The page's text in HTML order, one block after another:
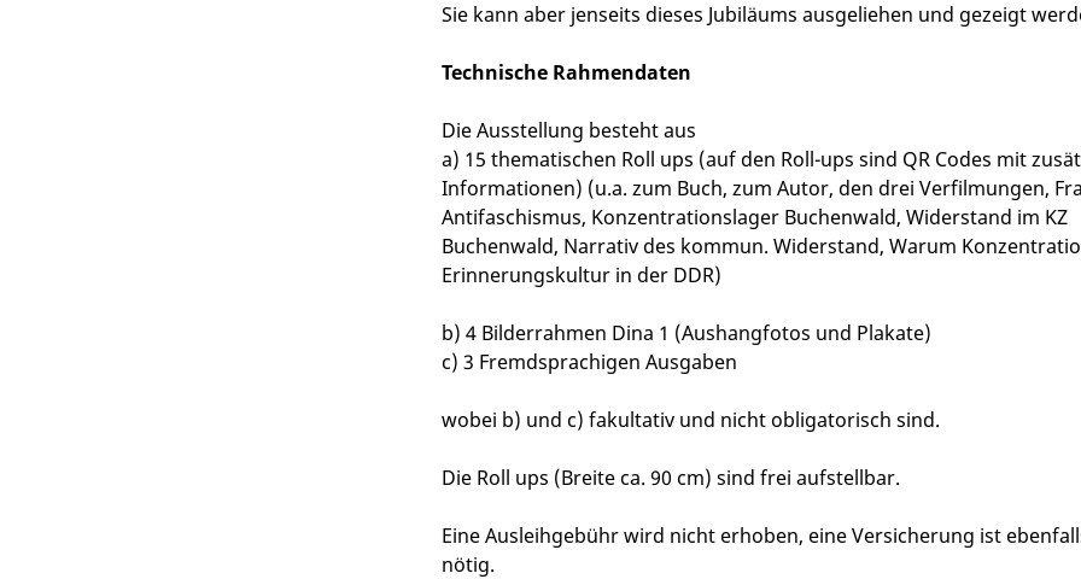
Sie kann aber jenseits dieses Jubiläums ausgeliehen und gezeigt
Technische Rahmendaten
Die Ausstellung besteht aus
a) 15 thematischen Roll ups (auf den Roll-ups sind QR Codes mit
Informationen) (u.a. zum Buch, zum Autor, den drei Verfilmungen,
Antifaschismus, Konzentrationslager Buchenwald, Widerstand im KZ
Buchenwald, Narrativ des kommun. Widerstand, Warum
Erinnerungskultur in der DDR)
b) 4 Bilderrahmen Dina 1 (Aushangfotos und Plakate)
c) 3 Fremdsprachigen Ausgaben
wobei b) und c) fakultativ und nicht obligatorisch sind.
Die Roll ups (Breite ca. 90 cm) sind frei aufstellbar.
Eine Ausleihgebühr wird nicht erhoben, eine Versicherung ist
nötig.